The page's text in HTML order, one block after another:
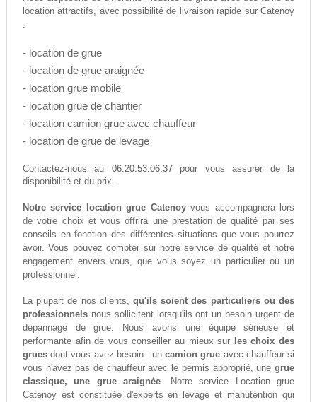
location attractifs, avec possibilité de livraison rapide sur Catenoy
:
- location de grue
- location de grue araignée
- location grue mobile
- location grue de chantier
- location camion grue avec chauffeur
- location de grue de levage
Contactez-nous au 06.20.53.06.37pour vous assurer de la
disponibilité et du prix.
Notre service location grue Catenoyvous accompagnera lors
de votre choix et vous offrira une prestation de qualité par ses
conseils en fonction des différentes situations que vous pourrez
avoir. Vous pouvez compter sur notre service de qualité et notre
engagement envers vous, que vous soyez un particulier ou un
professionnel.
La plupart de nos clients, qu'ils soient des particuliers ou des
professionnelsnous sollicitent lorsqu'ils ont un besoin urgent de
dépannage de grue. Nous avons une équipe sérieuse et
performante afin de vous conseiller au mieux sur
les choix des
gruesdont vous avez besoin : uncamion grue avec chauffeur si
vous n'avez pas de chauffeur avec le permis approprié, unegrue
classique, une grue araignée. Notre service Location grue
Catenoy est constituée d'experts en levage et manutention qui